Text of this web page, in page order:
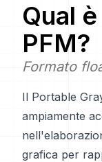
Qual
PFM?
Formato
Il Portable
ampiamente
grafica per